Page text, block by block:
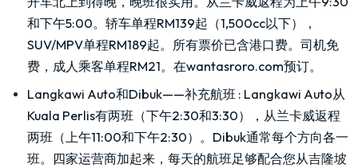
和下午5:00。轿车单程RM139起（1,500cc以下），
SUV/MPV单程RM189起。所有票价已含港口费。司机免
费，成人乘客单程RM21。在wantasroro.com预订。
Langkawi Auto和Dibuk——补充航班 : Langkawi Auto从
Kuala Perlis有两班（下午2:30和3:30），从兰卡威返程
两班（上午11:00和下午2:30）。Dibuk通常每个方向各一
班。四家运营商加起来，每天的航班足够配合您从吉隆坡